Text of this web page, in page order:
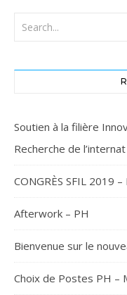
Soutien à la filière
Recherche de
CONGRÈS SFIL 2019
Afterwork – PH
Bienvenue sur le
Choix de Postes PH –